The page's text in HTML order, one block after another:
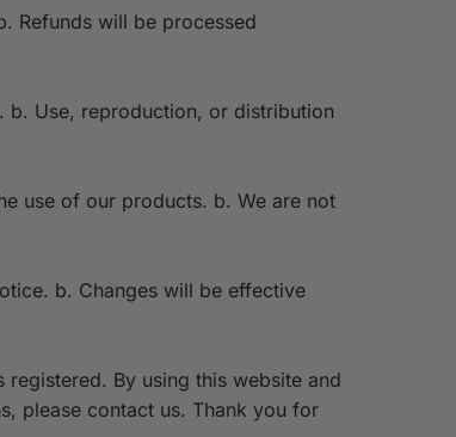
Refunds will be processed
Use, reproduction, or distribution
use of our products. b. We are not
b. Changes will be effective
By using this website and
please contact us. Thank you for